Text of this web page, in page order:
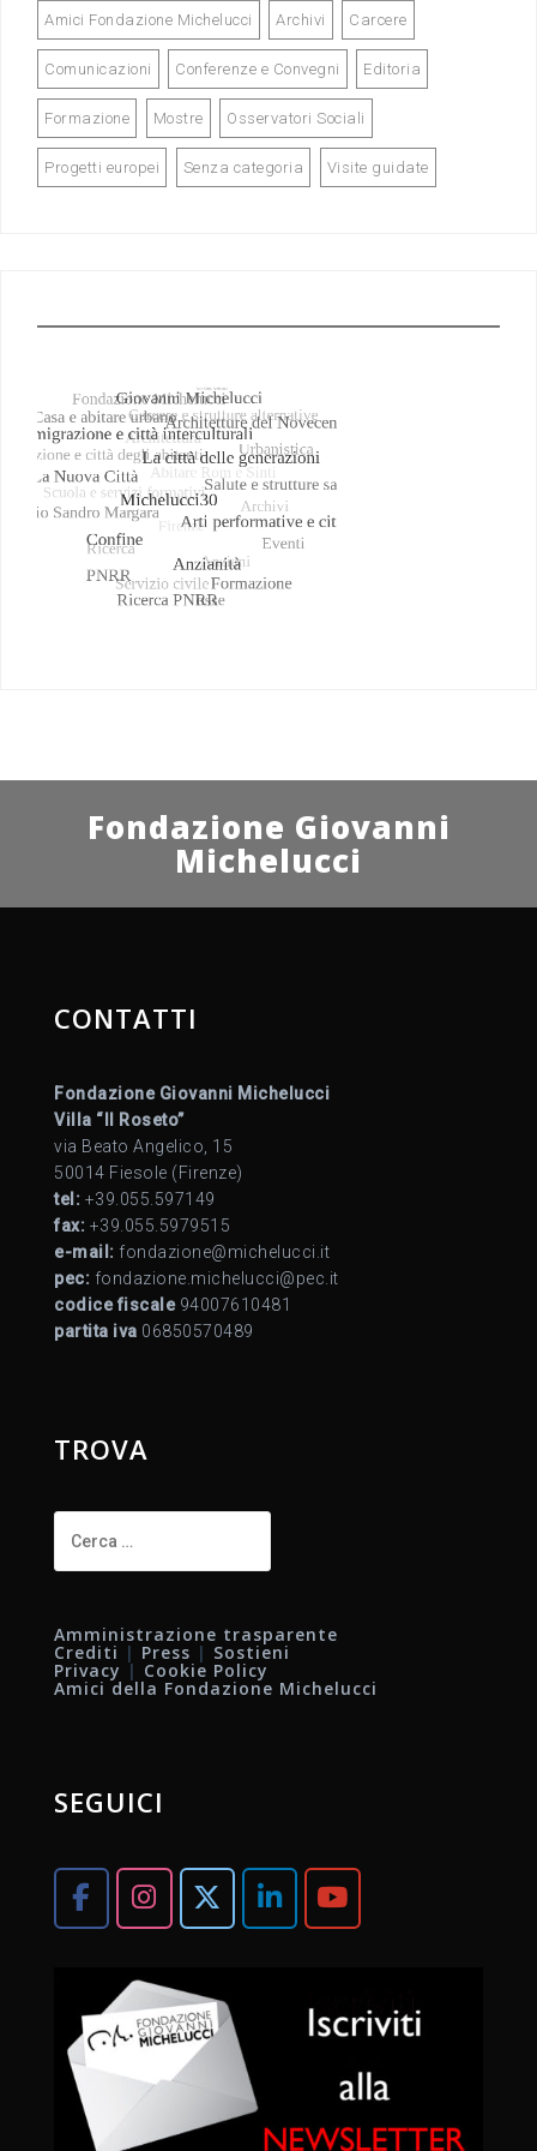
Amici Fondazione Michelucci Archivi Carcere
Comunicazioni Conferenze e Convegni Editoria
Formazione Mostre Osservatori Sociali
Progetti europei Senza categoria Visite guidate
Fondazione Giovanni
Michelucci
CONTATTI
Fondazione Giovanni Michelucci
Villa “Il Roseto”
via Beato Angelico, 15
50014 Fiesole (Firenze)
tel: +39.055.597149
fax: +39.055.5979515
e-mail: fondazione@michelucci.it
pec: fondazione.michelucci@pec.it
codice fiscale94007610481
partita iva 06850570489
TROVA
per:
Amministrazione trasparente
Crediti | Press | Sostieni
Privacy | Cookie Policy
Amici della Fondazione Michelucci
SEGUICI